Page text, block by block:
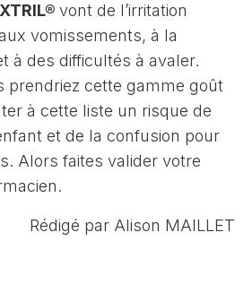
® vont de l’irritation
vomissements, à la
à des difficultés à avaler.
prendriez cette gamme goût
à cette liste un risque de
et de la confusion pour
Alors faites valider votre
Rédigé par Alison MAILLET